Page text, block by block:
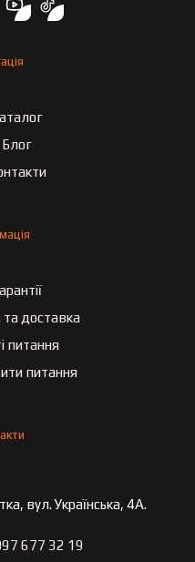
Блог
доставка
питання
питання
вул. Українська, 4А.
677 32 19